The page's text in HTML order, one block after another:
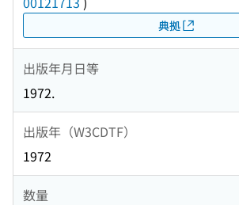
典拠
出版年月日等
1972.
出版年（W3CDTF）
1972
数量